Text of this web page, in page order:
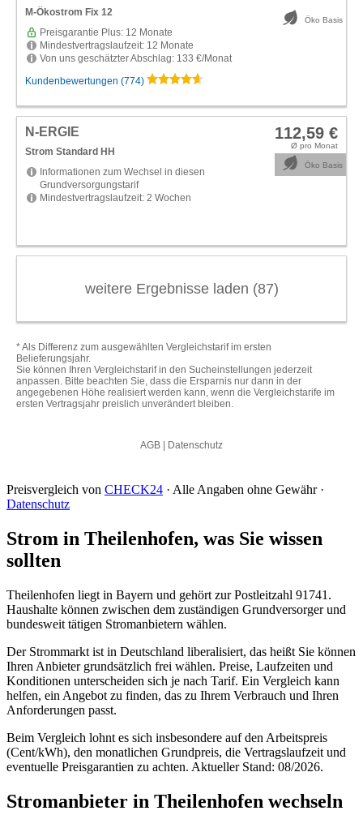
Preisvergleich von CHECK24 · Alle Angaben ohne Gewähr ·
Datenschutz
Strom in Theilenhofen, was Sie wissen
sollten
Theilenhofen liegt in Bayern und gehört zur Postleitzahl 91741.
Haushalte können zwischen dem zuständigen Grundversorger und
bundesweit tätigen Stromanbietern wählen.
Der Strommarkt ist in Deutschland liberalisiert, das heißt Sie können
Ihren Anbieter grundsätzlich frei wählen. Preise, Laufzeiten und
Konditionen unterscheiden sich je nach Tarif. Ein Vergleich kann
helfen, ein Angebot zu finden, das zu Ihrem Verbrauch und Ihren
Anforderungen passt.
Beim Vergleich lohnt es sich insbesondere auf den Arbeitspreis
(Cent/kWh), den monatlichen Grundpreis, die Vertragslaufzeit und
eventuelle Preisgarantien zu achten. Aktueller Stand: 08/2026.
Stromanbieter in Theilenhofen wechseln